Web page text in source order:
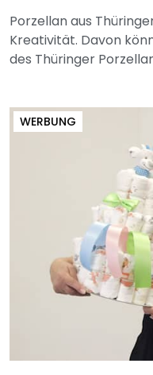
Porzellan aus
Kreativität. Davon
des Thüringer
WERBUNG